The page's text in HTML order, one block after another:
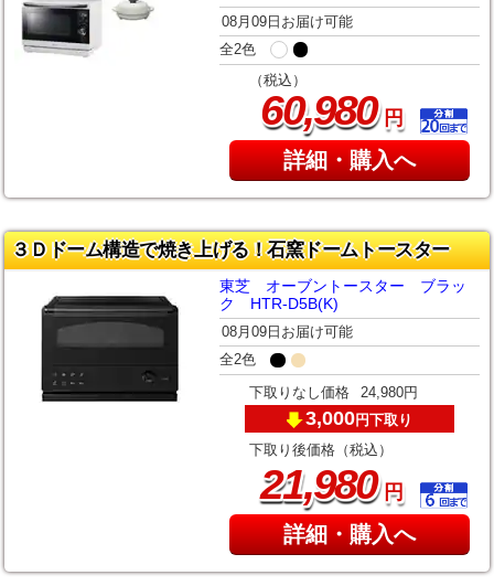
08月09日お届け可能
全2色
（税込）
60,980円
詳細・購入へ
３Ｄドーム構造で焼き上げる！石窯ドームトースター
東芝 オーブントースター ブラッ
ク HTR-D5B(K)
08月09日お届け可能
全2色
下取りなし価格 24,980円
3,000円下取り
下取り後価格（税込）
21,980円
詳細・購入へ